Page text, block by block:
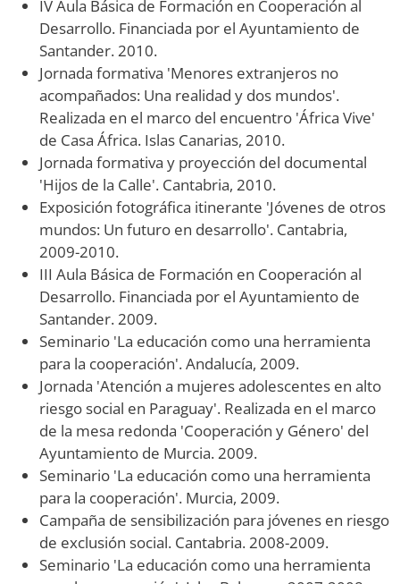
IV Aula Básica de Formación en Cooperación al
Desarrollo. Financiada por el Ayuntamiento de
Santander. 2010.
Jornada formativa 'Menores extranjeros no
acompañados: Una realidad y dos mundos'.
Realizada en el marco del encuentro 'África Vive'
de Casa África. Islas Canarias, 2010.
Jornada formativa y proyección del documental
'Hijos de la Calle'. Cantabria, 2010.
Exposición fotográfica itinerante 'Jóvenes de otros
mundos: Un futuro en desarrollo'. Cantabria,
2009-2010.
III Aula Básica de Formación en Cooperación al
Desarrollo. Financiada por el Ayuntamiento de
Santander. 2009.
Seminario 'La educación como una herramienta
para la cooperación'. Andalucía, 2009.
Jornada 'Atención a mujeres adolescentes en alto
riesgo social en Paraguay'. Realizada en el marco
de la mesa redonda 'Cooperación y Género' del
Ayuntamiento de Murcia. 2009.
Seminario 'La educación como una herramienta
para la cooperación'. Murcia, 2009.
Campaña de sensibilización para jóvenes en riesgo
de exclusión social. Cantabria. 2008-2009.
Seminario 'La educación como una herramienta